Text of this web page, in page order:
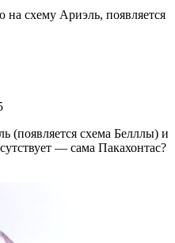
схему Ариэль, появляется
(появляется схема Белллы) и
— сама Пакахонтас?